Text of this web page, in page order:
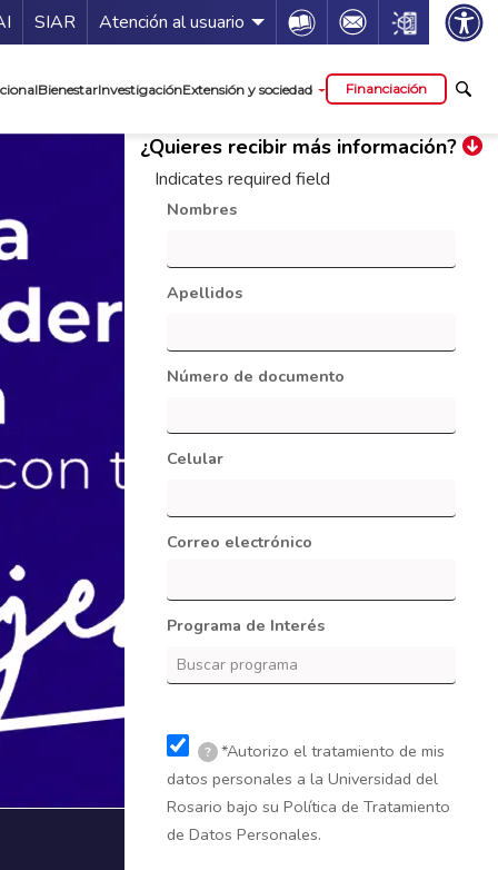
de servicios
SIAR Atención al usuario Icon Icon Icon
BienestarInvestigaciónExtensión y sociedad Financiación
¿Quieres recibir más información?
Indicates required field
Nombres
Apellidos
Número de documento
Celular
Correo electrónico
Programa de Interés
? *Autorizo el tratamiento de mis
datos personales a la Universidad del
Rosario bajo su Política de Tratamiento
de Datos Personales.